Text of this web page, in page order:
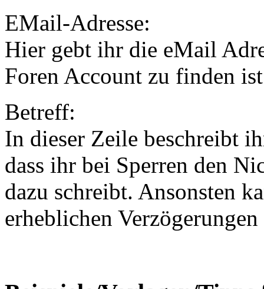
EMail-Adresse:
Hier gebt ihr die eMail
Foren Account zu finden
Betreff:
In dieser Zeile beschreibt
dass ihr bei Sperren den
dazu schreibt. Ansonsten
erheblichen